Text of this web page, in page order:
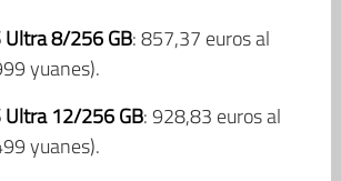
Ultra 8/256 GB: 857,37 euros al
yuanes).
Ultra 12/256 GB: 928,83 euros al
yuanes).